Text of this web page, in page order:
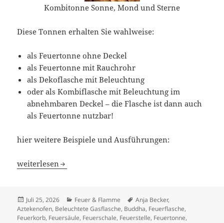
Kombitonne Sonne, Mond und Sterne
Diese Tonnen erhalten Sie wahlweise:
als Feuertonne ohne Deckel
als Feuertonne mit Rauchrohr
als Dekoflasche mit Beleuchtung
oder als Kombiflasche mit Beleuchtung im
abnehmbaren Deckel – die Flasche ist dann auch
als Feuertonne nutzbar!
hier weitere Beispiele und Ausführungen:
Feuertonne Tag und Nacht / Sonne – Mond – Sterne
weiterlesen
Veröffentlicht
am
Juli 25, 2026 Kategorien
Feuer & Flamme Schlagwörter
Anja Becker,
Aztekenofen, Beleuchtete Gasflasche, Buddha, Feuerflasche,
Feuerkorb, Feuersäule, Feuerschale, Feuerstelle, Feuertonne,